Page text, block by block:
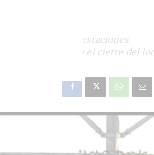
y remodelará estaciones
hay planes para el cierre del